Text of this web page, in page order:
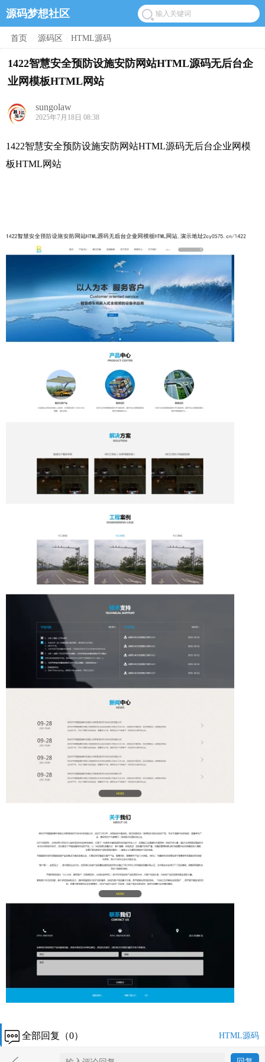
源码梦想社区
首页 源码区 HTML源码
1422智慧安全预防设施安防网站HTML源码无后台企
业网模板HTML网站
sungolaw
2025年7月18日 08:38
1422智慧安全预防设施安防网站HTML源码无后台企业网模
板HTML网站
全部回复（0） HTML源码